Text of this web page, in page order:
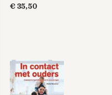
Be useful
€ 35,50